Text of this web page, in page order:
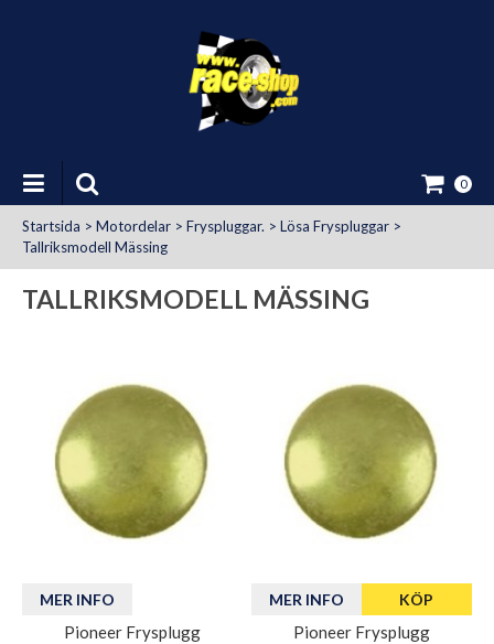
0
Startsida > Motordelar > Fryspluggar. > Lösa Fryspluggar >
Tallriksmodell Mässing
TALLRIKSMODELL MÄSSING
MER INFO
Pioneer Frysplugg
MER INFO KÖP
Pioneer Frysplugg